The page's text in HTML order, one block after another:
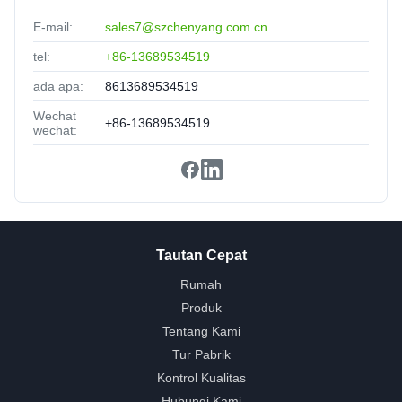
E-mail: sales7@szchenyang.com.cn
tel: +86-13689534519
ada apa: 8613689534519
Wechat
wechat:
+86-13689534519
Tautan Cepat
Rumah
Produk
Tentang Kami
Tur Pabrik
Kontrol Kualitas